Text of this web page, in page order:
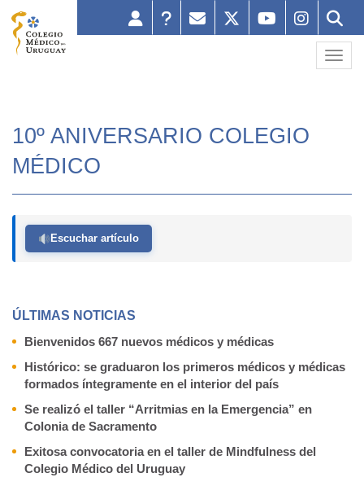
10º ANIVERSARIO COLEGIO
MÉDICO
Escuchar artículo
ÚLTIMAS NOTICIAS
Bienvenidos 667 nuevos médicos y médicas
Histórico: se graduaron los primeros médicos y médicas
formados íntegramente en el interior del país
Se realizó el taller “Arritmias en la Emergencia” en
Colonia de Sacramento
Exitosa convocatoria en el taller de Mindfulness del
Colegio Médico del Uruguay